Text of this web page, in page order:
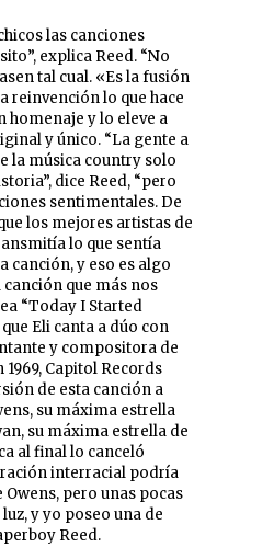
las canciones
explica Reed. “No
tal cual. «Es la fusión
reinvención lo que hace
homenaje y lo eleve a
y único. “La gente a
la música country solo
dice Reed, “pero
sentimentales. De
los mejores artistas de
lo que sentía
canción, y eso es algo
canción que más nos
“Today I Started
Eli canta a dúo con
y compositora de
1969, Capitol Records
de esta canción a
su máxima estrella
su máxima estrella de
al final lo canceló
interracial podría
pero unas pocas
y yo poseo una de
Reed.